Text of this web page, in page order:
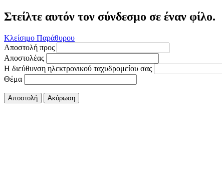
Στείλτε αυτόν τον σύνδεσμο σε έναν φίλο.
Κλείσιμο Παράθυρου
Αποστολή προς
Αποστολέας
Η διεύθυνση ηλεκτρονικού ταχυδρομείου σας
Θέμα
Αποστολή Ακύρωση